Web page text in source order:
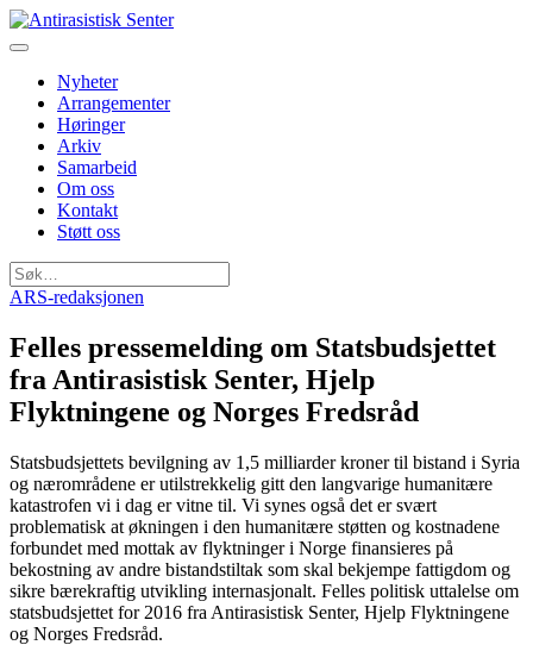
Nyheter
Arrangementer
Høringer
Arkiv
Samarbeid
Om oss
Kontakt
Støtt oss
Søk
etter:
ARS-redaksjonen
Felles pressemelding om Statsbudsjettet
fra Antirasistisk Senter, Hjelp
Statsbudsjettets bevilgning av 1,5 milliarder kroner til bistand i Syria
og nærområdene er utilstrekkelig gitt den langvarige humanitære
katastrofen vi i dag er vitne til. Vi synes også det er svært
problematisk at økningen i den humanitære støtten og kostnadene
forbundet med mottak av flyktninger i Norge finansieres på
bekostning av andre bistandstiltak som skal bekjempe fattigdom og
sikre bærekraftig utvikling internasjonalt. Felles politisk uttalelse om
statsbudsjettet for 2016 fra Antirasistisk Senter, Hjelp Flyktningene
og Norges Fredsråd.